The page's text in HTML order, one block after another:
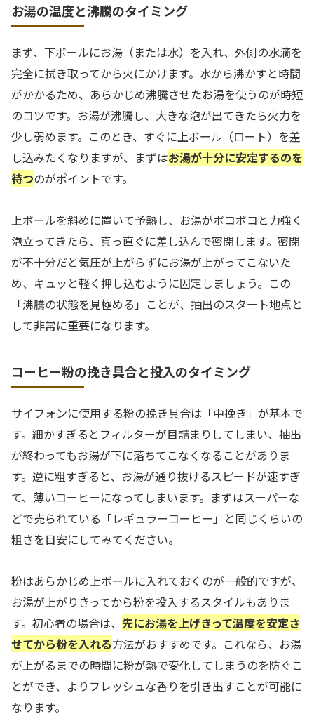
お湯の温度と沸騰のタイミング
まず、下ボールにお湯（または水）を入れ、外側の水滴を
完全に拭き取ってから火にかけます。水から沸かすと時間
がかかるため、あらかじめ沸騰させたお湯を使うのが時短
のコツです。お湯が沸騰し、大きな泡が出てきたら火力を
少し弱めます。このとき、すぐに上ボール（ロート）を差
し込みたくなりますが、まずはお湯が十分に安定するのを
待つのがポイントです。
上ボールを斜めに置いて予熱し、お湯がボコボコと力強く
泡立ってきたら、真っ直ぐに差し込んで密閉します。密閉
が不十分だと気圧が上がらずにお湯が上がってこないた
め、キュッと軽く押し込むように固定しましょう。この
「沸騰の状態を見極める」ことが、抽出のスタート地点と
して非常に重要になります。
コーヒー粉の挽き具合と投入のタイミング
サイフォンに使用する粉の挽き具合は「中挽き」が基本で
す。細かすぎるとフィルターが目詰まりしてしまい、抽出
が終わってもお湯が下に落ちてこなくなることがありま
す。逆に粗すぎると、お湯が通り抜けるスピードが速すぎ
て、薄いコーヒーになってしまいます。まずはスーパーな
どで売られている「レギュラーコーヒー」と同じくらいの
粗さを目安にしてみてください。
粉はあらかじめ上ボールに入れておくのが一般的ですが、
お湯が上がりきってから粉を投入するスタイルもありま
す。初心者の場合は、 先にお湯を上げきって温度を安定さ
せてから粉を入れる方法がおすすめです。これなら、お湯
が上がるまでの時間に粉が熱で変化してしまうのを防ぐこ
とができ、よりフレッシュな香りを引き出すことが可能に
なります。